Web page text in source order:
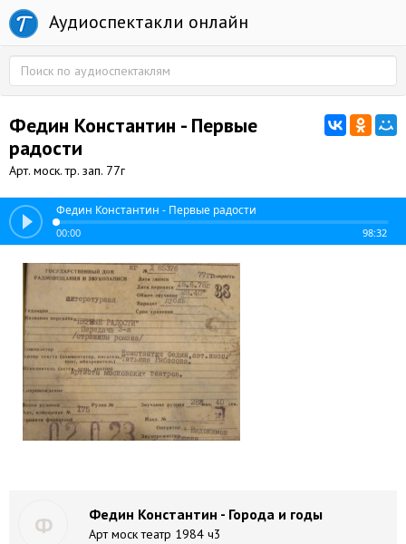
Аудиоспектакли онлайн
Федин Константин - Первые
радости
Арт. моск. тр. зап. 77г
Федин Константин - Первые радости
00:00 98:32
Ф Федин Константин - Города и годы
Арт моск театр 1984 ч3